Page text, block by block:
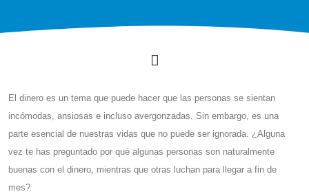
El dinero es un tema que puede hacer que las personas se sientan
incómodas, ansiosas e incluso avergonzadas. Sin embargo, es una
parte esencial de nuestras vidas que no puede ser ignorada. ¿Alguna
vez te has preguntado por qué algunas personas son naturalmente
buenas con el dinero, mientras que otras luchan para llegar a fin de
mes?